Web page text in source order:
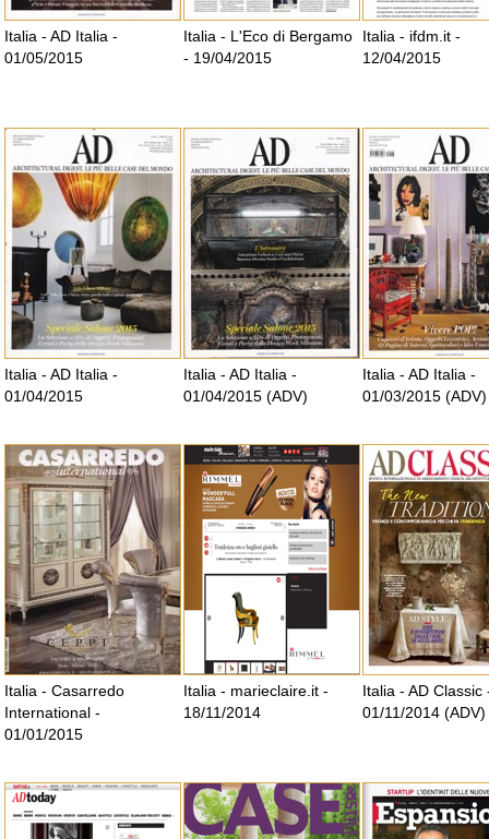
Italia - AD Italia -
01/05/2015
Italia - L'Eco di Bergamo
- 19/04/2015
Italia - ifdm.it -
12/04/2015
Italia - AD Italia -
01/04/2015
Italia - AD Italia -
01/04/2015 (ADV)
Italia - AD Italia -
01/03/2015 (ADV)
Italia - Casarredo
International -
01/01/2015
Italia - marieclaire.it -
18/11/2014
Italia - AD Classic
01/11/2014 (ADV)